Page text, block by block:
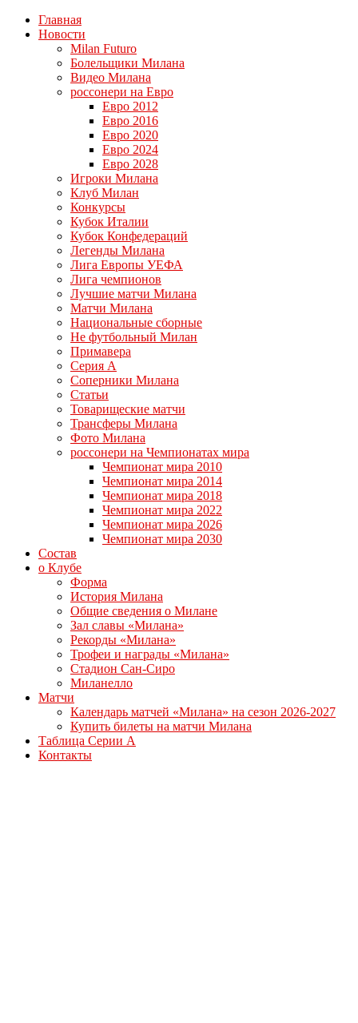
Главная
Новости
Milan Futuro
Болельщики Милана
Видео Милана
россонери на Евро
Евро 2012
Евро 2016
Евро 2020
Евро 2024
Евро 2028
Игроки Милана
Клуб Милан
Конкурсы
Кубок Италии
Кубок Конфедераций
Легенды Милана
Лига Европы УЕФА
Лига чемпионов
Лучшие матчи Милана
Матчи Милана
Национальные сборные
Не футбольный Милан
Примавера
Серия А
Соперники Милана
Статьи
Товарищеские матчи
Трансферы Милана
Фото Милана
россонери на Чемпионатах мира
Чемпионат мира 2010
Чемпионат мира 2014
Чемпионат мира 2018
Чемпионат мира 2022
Чемпионат мира 2026
Чемпионат мира 2030
Состав
о Клубе
Форма
История Милана
Общие сведения о Милане
Зал славы «Милана»
Рекорды «Милана»
Трофеи и награды «Милана»
Стадион Сан-Сиро
Миланелло
Матчи
Календарь матчей «Милана» на сезон 2026-2027
Купить билеты на матчи Милана
Таблица Серии А
Контакты